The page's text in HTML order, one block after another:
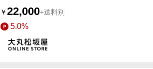
￥22,000+送料別
5.0%